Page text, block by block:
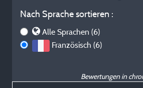
Nach Sprache sortieren :
Alle Sprachen (6)
Französisch (6)
Bewertungen in